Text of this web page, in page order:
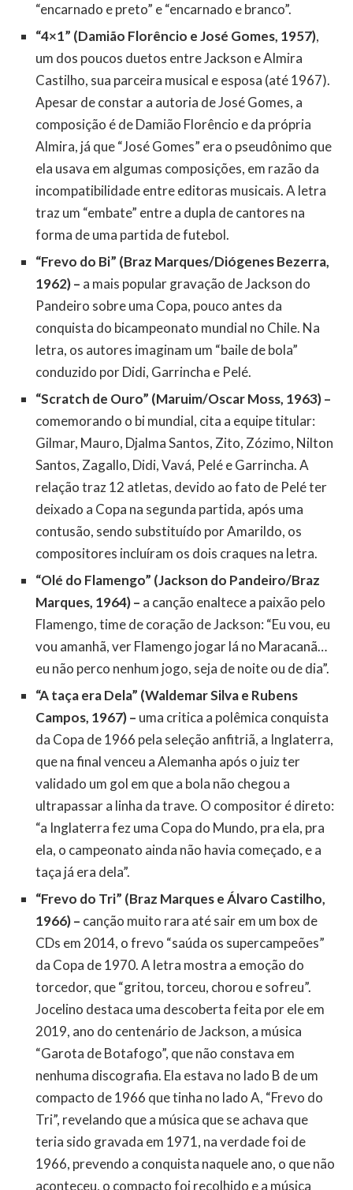
“encarnado e preto” e “encarnado e branco”.
“4×1” (Damião Florêncio e José Gomes, 1957),
um dos poucos duetos entre Jackson e Almira
Castilho, sua parceira musical e esposa (até 1967).
Apesar de constar a autoria de José Gomes, a
composição é de Damião Florêncio e da própria
Almira, já que “José Gomes” era o pseudônimo que
ela usava em algumas composições, em razão da
incompatibilidade entre editoras musicais. A letra
traz um “embate” entre a dupla de cantores na
forma de uma partida de futebol.
“Frevo do Bi” (Braz Marques/Diógenes Bezerra,
1962) – a mais popular gravação de Jackson do
Pandeiro sobre uma Copa, pouco antes da
conquista do bicampeonato mundial no Chile. Na
letra, os autores imaginam um “baile de bola”
conduzido por Didi, Garrincha e Pelé.
“Scratch de Ouro” (Maruim/Oscar Moss, 1963) –
comemorando o bi mundial, cita a equipe titular:
Gilmar, Mauro, Djalma Santos, Zito, Zózimo, Nilton
Santos, Zagallo, Didi, Vavá, Pelé e Garrincha. A
relação traz 12 atletas, devido ao fato de Pelé ter
deixado a Copa na segunda partida, após uma
contusão, sendo substituído por Amarildo, os
compositores incluíram os dois craques na letra.
“Olé do Flamengo” (Jackson do Pandeiro/Braz
Marques, 1964) – a canção enaltece a paixão pelo
Flamengo, time de coração de Jackson: “Eu vou, eu
vou amanhã, ver Flamengo jogar lá no Maracanã…
eu não perco nenhum jogo, seja de noite ou de dia”.
“A taça era Dela” (Waldemar Silva e Rubens
Campos, 1967) – uma critica a polêmica conquista
da Copa de 1966 pela seleção anfitriã, a Inglaterra,
que na final venceu a Alemanha após o juiz ter
validado um gol em que a bola não chegou a
ultrapassar a linha da trave. O compositor é direto:
“a Inglaterra fez uma Copa do Mundo, pra ela, pra
ela, o campeonato ainda não havia começado, e a
taça já era dela”.
“Frevo do Tri” (Braz Marques e Álvaro Castilho,
1966) – canção muito rara até sair em um box de
CDs em 2014, o frevo “saúda os supercampeões”
da Copa de 1970. A letra mostra a emoção do
torcedor, que “gritou, torceu, chorou e sofreu”.
Jocelino destaca uma descoberta feita por ele em
2019, ano do centenário de Jackson, a música
“Garota de Botafogo”, que não constava em
nenhuma discografia. Ela estava no lado B de um
compacto de 1966 que tinha no lado A, “Frevo do
Tri”, revelando que a música que se achava que
teria sido gravada em 1971, na verdade foi de
1966, prevendo a conquista naquele ano, o que não
aconteceu, o compacto foi recolhido e a música